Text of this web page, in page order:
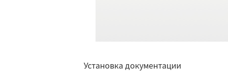
Установка документации